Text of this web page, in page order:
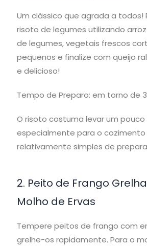
Um clássico que agrada a todos!
risoto de legumes utilizando
de legumes, vegetais frescos
pequenos e finalize com queijo
e delicioso!
Tempo de Preparo: em torno de
O risoto costuma levar um
especialmente para o cozimento
relativamente simples de
2. Peito de Frango
Molho de Ervas
Tempere peitos de frango com
grelhe-os rapidamente. Para o